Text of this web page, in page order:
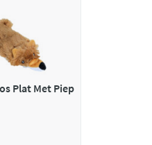
Plat Met Piep